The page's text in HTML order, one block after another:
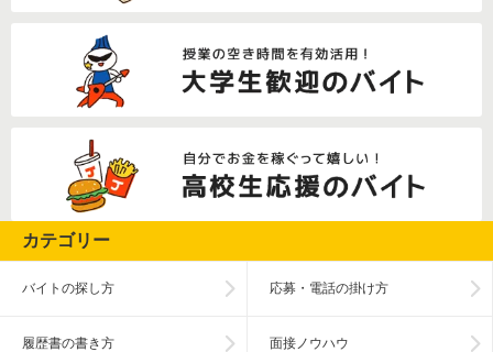
カテゴリー
バイトの探し方 応募・電話の掛け方
履歴書の書き方 面接ノウハウ